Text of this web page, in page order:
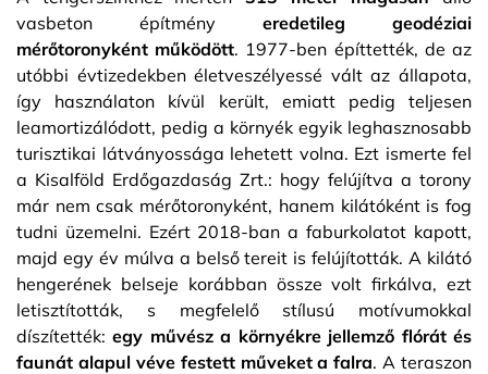
vasbeton építmény eredetileg geodéziai
mérőtoronyként működött. 1977-ben építtették, de az
utóbbi évtizedekben életveszélyessé vált az állapota,
így használaton kívül került, emiatt pedig teljesen
leamortizálódott, pedig a környék egyik leghasznosabb
turisztikai látványossága lehetett volna. Ezt ismerte fel
a Kisalföld Erdőgazdaság Zrt.: hogy felújítva a torony
már nem csak mérőtoronyként, hanem kilátóként is fog
tudni üzemelni. Ezért 2018-ban a faburkolatot kapott,
majd egy év múlva a belső tereit is felújították. A kilátó
hengerének belseje korábban össze volt firkálva, ezt
letisztították, s megfelelő stílusú motívumokkal
díszítették:egy művész a környékre jellemző flórát és
faunát alapul véve festett műveket a falra. A teraszon